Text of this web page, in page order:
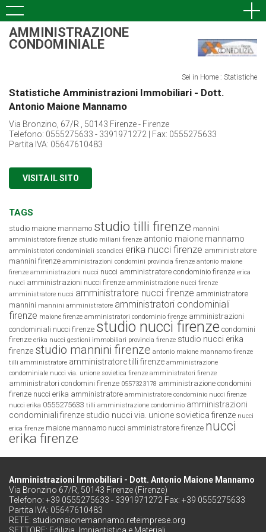
AMMINISTRAZIONE
CONDOMINIALE
Sei in Home : Statistiche
Statistiche Amministrazioni Immobiliari - Dott.
Antonio Maione Mannamo
Via Bronzino, 67/R , 50143 Firenze - Firenze
Telefono: 0555275633 - 3391971272 | Fax: 0555275633
Partita IVA: 05647610483
VISITA IL SITO
TAGS
studio maione mannamo studio tilli firenze mannini
amministratore firenze studio miliani firenze antonio maione mannamo
amministratori condominiali scandicci erika nucci firenze amministratore
mannini firenze amministrazioni condomini provincia firenze antonio maione
firenze amministrazioni nucci nucci amministratore condominio firenze erica
nucci amministrazioni nucci firenze amministrazione nucci firenze
amministratore nucci amministratore nucci firenze amministratore
mannini mannini amministratore amministratori condominiali
firenze maione firenze amministratori condominio firenze amministrazioni
condominiali nucci firenze studio nucci firenze condomini
firenze erika nucci gestioni immobiliari provincia firenze studio nucci erika
firenze studio mannini firenze antonio maione mannamo firenze
tilli amministratore amministratore tilli firenze amministrazione
condominiale nucci via. unione sovietica firenze amministratori firenze
amministratori condomini firenze 0557323178 amministrazione condomini
firenze nucci erika amministratore amministratore condominio nucci firenze
nucci erika 0555275633 tilli amministrazione condominio amministrazioni
condominiali firenze studio nucci via. unione sovietica firenze nucci
erica firenze maione mannamo nucci amministratore firenze nucci
erika firenze
Amministrazioni Immobiliari - Dott. Antonio Maione Mannamo
Via Bronzino 67/R, 50143 Firenze (Firenze)
Telefono: +39 0555275633 - 3391971272 Fax: +39 0555275633
Partita IVA: 05647610483
RETE: studiomaionemannamo.reteimprese.org